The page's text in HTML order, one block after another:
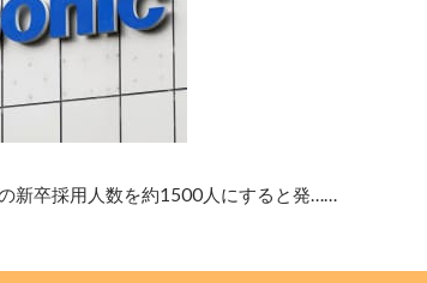
新卒採用人数を約1500人にすると発……